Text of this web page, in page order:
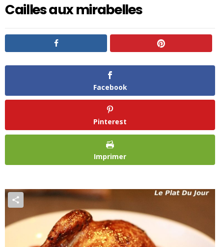
Cailles aux mirabelles
Facebook
Pinterest
Imprimer